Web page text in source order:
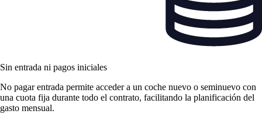
Sin entrada ni pagos iniciales
No pagar entrada permite acceder a un coche nuevo o seminuevo con
una cuota fija durante todo el contrato, facilitando la planificación del
gasto mensual.